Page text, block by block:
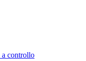
a controllo